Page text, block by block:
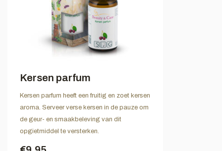
Kersen parfum
Kersen parfum heeft een fruitig en zoet kersen
aroma. Serveer verse kersen in de pauze om
de geur- en smaakbeleving van dit
opgietmiddel te versterken.